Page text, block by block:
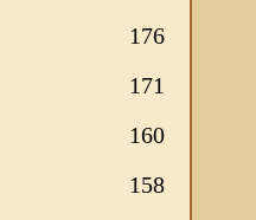
176
171
160
158